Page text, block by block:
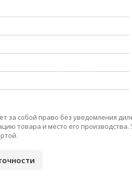
за собой право без уведомления
товара и место его